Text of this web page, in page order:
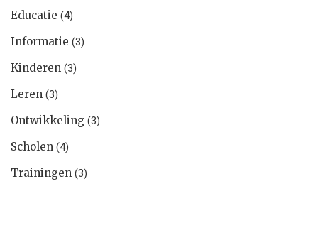
Educatie (4)
Informatie (3)
Kinderen (3)
Leren (3)
Ontwikkeling (3)
Scholen (4)
Trainingen (3)